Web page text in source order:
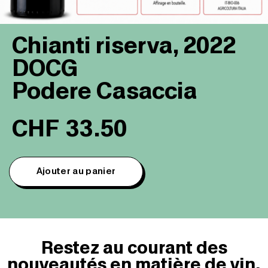
Chianti riserva, 2022
DOCG
Podere Casaccia
CHF 33.50
Ajouter au panier
Restez au courant des